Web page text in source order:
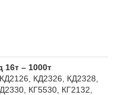
16т – 1000т
КД2326, КД2328,
КГ5530, КГ2132,